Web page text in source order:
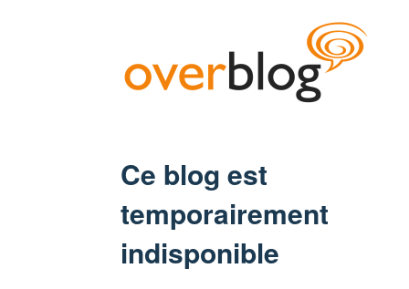
Ce blog est
temporairement
indisponible